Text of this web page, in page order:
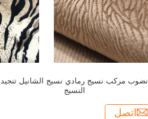
نضوب مركب نسيج رمادي نسيج الشانيل تنجيد
النسيج
اتصل